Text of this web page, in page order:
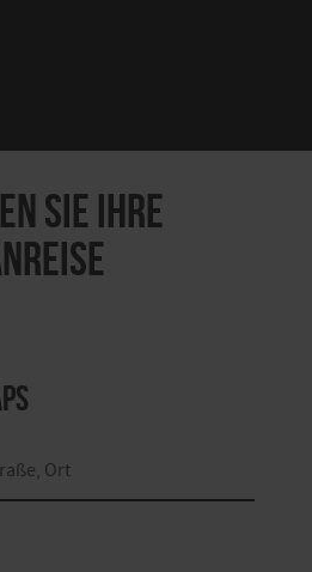
SIE IHRE